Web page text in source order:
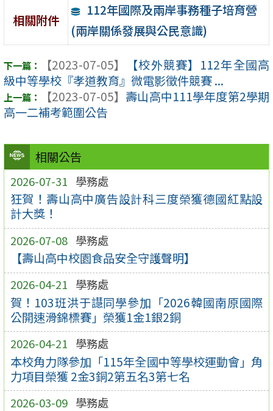
相關公告
2026-07-31 學務處
狂賀！壽山高中廣告設計科三度榮獲德國紅點設
計大獎！
2026-07-08 學務處
【壽山高中校園食品安全守護聲明】
2026-04-21 學務處
賀！103班洪于譿同學參加「2026韓國南原國際
公開速滑錦標賽」榮獲1金1銀2銅
2026-04-21 學務處
本校角力隊參加「115年全國中等學校運動會」角
力項目榮獲 2金3銅2第五名3第七名
2026-03-09 學務處
相關附件
112年國際及兩岸事務種子培育營
(兩岸關係發展與公民意識)
【2023-07-05】
【校外競賽】112年全國高
級中等學校『孝道教育』微電影徵件競賽 ...
【2023-07-05】 壽山高中111學年度第2學期
高一二補考範圍公告